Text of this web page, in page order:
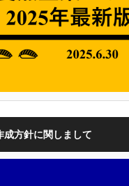
方針に関しまして